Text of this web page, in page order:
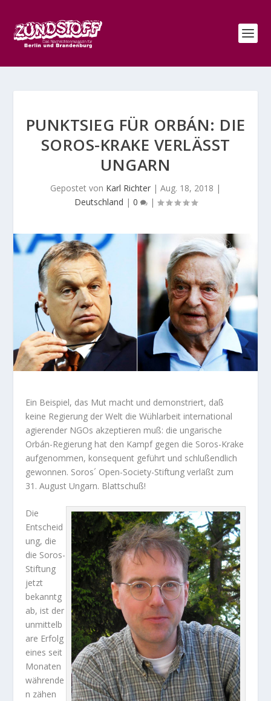
PUNKTSIEG FÜR ORBÁN: DIE
SOROS-KRAKE VERLÄSST U
NGARN
Gepostet von Karl Richter | Aug. 18, 2018 |
Deutschland | 0 |
Ein Beispiel, das Mut macht und demonstriert, daß
keine Regierung der Welt die Wühlarbeit international
agierender NGOs akzeptieren muß: die ungarische
Orbán-Regierung hat den Kampf gegen die Soros-Krake
aufgenommen, konsequent geführt und schlußendlich
gewonnen. Soros´ Open-Society-Stiftung verläßt zum
31. August Ungarn. Blattschuß!
Die
Entscheid
ung, die
die Soros-
Stiftung
jetzt
bekanntg
ab, ist der
unmittelb
are Erfolg
eines seit
Monaten
währende
n zähen